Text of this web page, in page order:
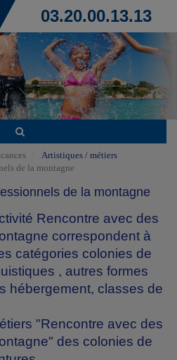
03.20.00.13.13
Artistiques / métiers
de la montagne
de la montagne
Rencontre avec des
correspondent à
catégories colonies de
, autres formes
hébergement, classes de
"Rencontre avec des
des colonies de